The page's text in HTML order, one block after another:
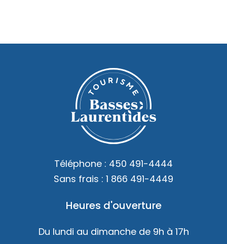
Téléphone : 450 491-4444
Sans frais : 1 866 491-4449
Heures d'ouverture
Du lundi au dimanche de 9h à 17h